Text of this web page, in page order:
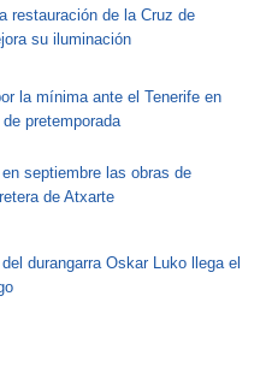
restauración de la Cruz de
su iluminación
la mínima ante el Tenerife en
pretemporada
septiembre las obras de
de Atxarte
durangarra Oskar Luko llega el